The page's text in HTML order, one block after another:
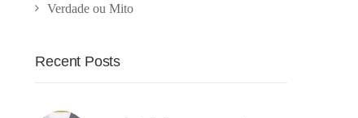
Verdade ou Mito
Recent Posts